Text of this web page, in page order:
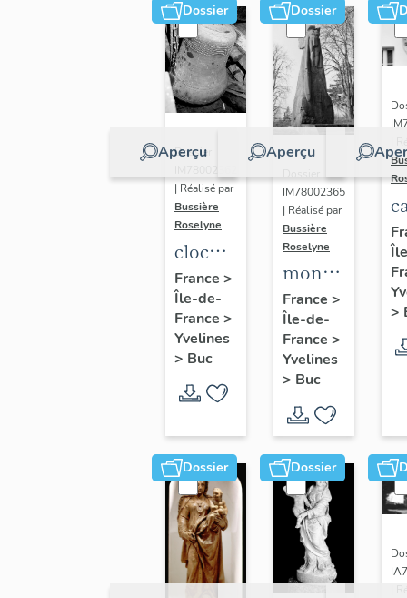
Dossier
Aperçu
Dossier
| Réalisé par
Bussière
Roselyne
cloche
dite
Louise
Auguste
Adélaïde
France >
Île-de-
France >
Yvelines
> Buc
Dossier
Aperçu
IM78002365
| Réalisé par
Bussière
Roselyne
monument
funéraire
de
Jean
Casale
France >
Île-de-
France >
Yvelines
> Buc
>
Dossier Dossier